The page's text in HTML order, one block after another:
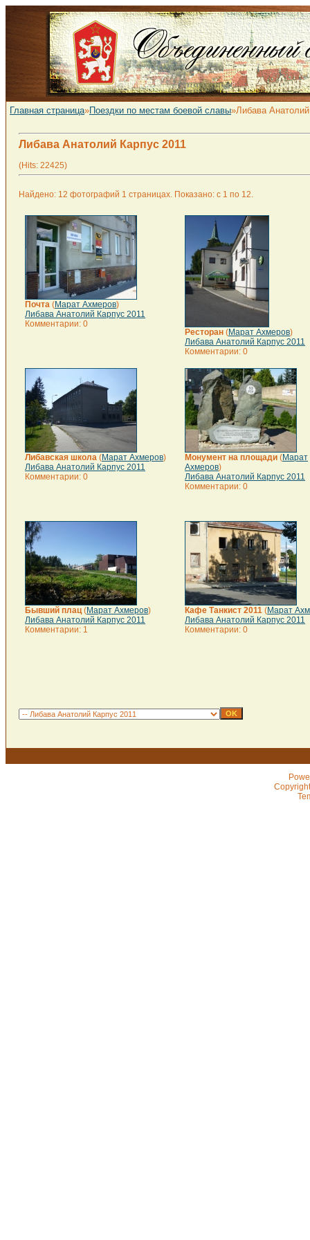
Главная страница»Поездки по местам боевой славы»Либава
Либава Анатолий Карпус 2011
(Hits: 22425)
Найдено: 12 фотографий 1 страницах. Показано: с 1 по 12.
Почта (Марат Ахмеров)
Либава Анатолий Карпус 2011
Комментарии: 0
Ресторан (Марат Ахмеров)
Либава Анатолий Карпус 2011
Комментарии: 0
Либавская школа (Марат Ахмеров)
Либава Анатолий Карпус 2011
Комментарии: 0
Монумент на площади (Марат
Ахмеров)
Либава Анатолий Карпус 2011
Комментарии: 0
Бывший плац(Марат Ахмеров)
Либава Анатолий Карпус 2011
Комментарии: 1
Кафе Танкист 2011 (Марат
Либава Анатолий Карпус 2011
Комментарии: 0